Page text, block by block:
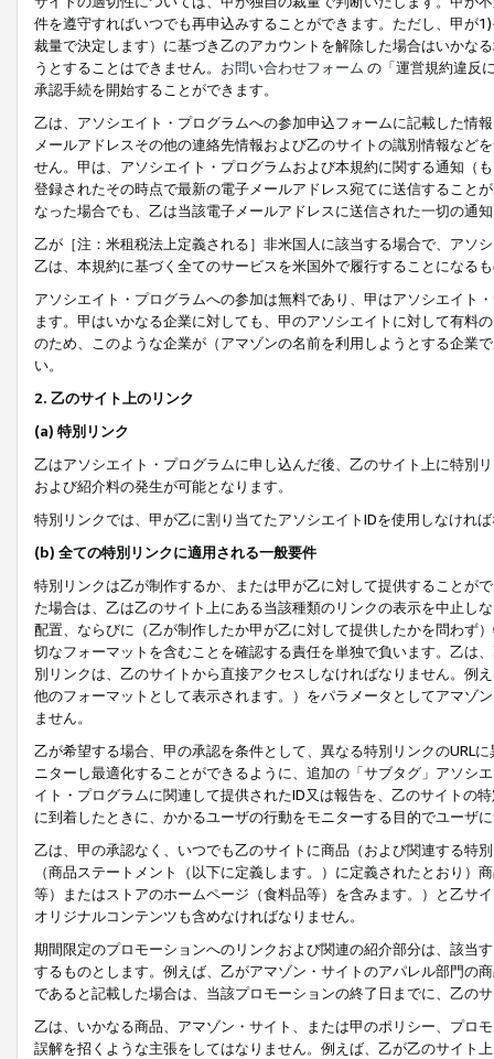
件を遵守すればいつでも再申込みすることができます。ただし、甲が
裁量で決定します）に基づき乙のアカウントを解除した場合はいかな
うとすることはできません。 お問い合わせフォーム の「運営規約違反
承認手続を開始することができます。
乙は、アソシエイト・プログラムへの参加申込フォームに記載した情
メールアドレスその他の連絡先情報および乙のサイトの識別情報など
せん。甲は、アソシエイト・プログラムおよび本規約に関する通知（
登録されたその時点で最新の電子メールアドレス宛てに送信すること
なった場合でも、乙は当該電子メールアドレスに送信された一切の通
乙が［注：米租税法上定義される］非米国人に該当する場合で、アソ
乙は、本規約に基づく全てのサービスを米国外で履行することになる
アソシエイト・プログラムへの参加は無料であり、甲はアソシエイト
ます。甲はいかなる企業に対しても、甲のアソシエイトに対して有料
のため、このような企業が（アマゾンの名前を利用しようとする企業
い。
2. 乙のサイト上のリンク
(a) 特別リンク
乙はアソシエイト・プログラムに申し込んだ後、乙のサイト上に特別
および紹介料の発生が可能となります。
特別リンクでは、甲が乙に割り当てたアソシエイトIDを使用しなけれ
(b) 全ての特別リンクに適用される一般要件
特別リンクは乙が制作するか、または甲が乙に対して提供することが
た場合は、乙は乙のサイト上にある当該種類のリンクの表示を中止し
配置、ならびに（乙が制作したか甲が乙に対して提供したかを問わず
切なフォーマットを含むことを確認する責任を単独で負います。乙は
別リンクは、乙のサイトから直接アクセスしなければなりません。例
他のフォーマットとして表示されます。）をパラメータとしてアマゾ
ません。
乙が希望する場合、甲の承認を条件として、異なる特別リンクのURL
ニターし最適化することができるように、追加の「サブタグ」アソシ
イト・プログラムに関連して提供されたID又は報告を、乙のサイトの
に到着したときに、かかるユーザの行動をモニターする目的でユーザ
乙は、甲の承認なく、いつでも乙のサイトに商品（および関連する特
（商品ステートメント（以下に定義します。）に定義されたとおり
等）またはストアのホームページ（食料品等）を含みます。）と乙サ
オリジナルコンテンツも含めなければなりません。
期間限定のプロモーションへのリンクおよび関連の紹介部分は、該当
するものとします。例えば、乙がアマゾン・サイトのアパレル部門の
であると記載した場合は、当該プロモーションの終了日までに、乙の
乙は、いかなる商品、アマゾン・サイト、または甲のポリシー、プロ
誤解を招くような主張をしてはなりません。例えば、乙が乙のサイト